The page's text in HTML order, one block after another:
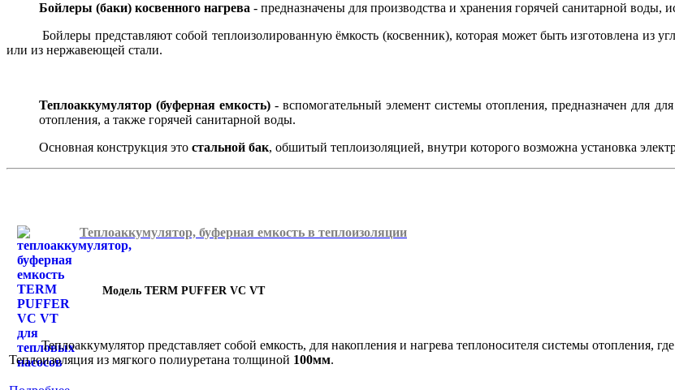
Бойлеры (баки) косвенного нагрева - предназначены для производства и хранения горячей санитарной
Бойлеры представляют собой теплоизолированную ёмкость (косвенник), которая может быть изготовлена из
или из нержавеющей стали.
Теплоаккумулятор (буферная емкость) - вспомогательный элемент системы отопления, предназначен для
отопления, а также горячей санитарной воды.
Основная конструкция это стальной бак, обшитый теплоизоляцией, внутри которого возможна установка
Теплоаккумулятор, буферная емкость в теплоизоляции
Модель TERM PUFFER VC VT
Теплоаккумулятор представляет собой емкость, для накопления и нагрева теплоносителя системы отопления,
Теплоизоляция из мягкого полиуретана толщиной 100мм.